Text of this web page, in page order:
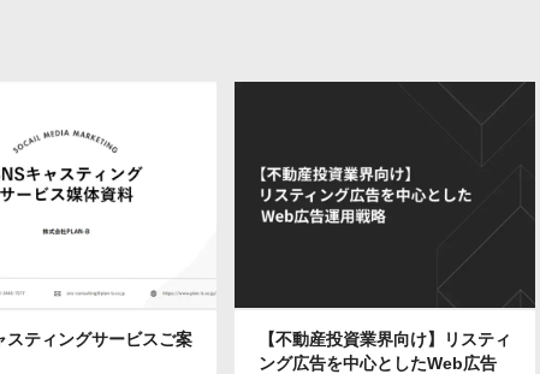
スティングサービスご案
【不動産投資業界向け】リスティ
ング広告を中心としたWeb広告